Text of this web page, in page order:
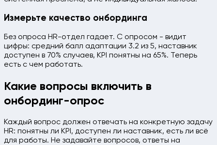
Измерьте качество онбординга
Без опроса HR-отдел гадает. С опросом - видит
цифры: средний балл адаптации 3.2 из 5, наставник
доступен в 70% случаев, KPI понятны на 65%. Теперь
есть с чем работать.
Какие вопросы включить в
онбординг-опрос
Каждый вопрос должен отвечать на конкретную задачу
HR: понятны ли KPI, доступен ли наставник, есть ли всё
для работы. Не задавайте вопросов, ответы на